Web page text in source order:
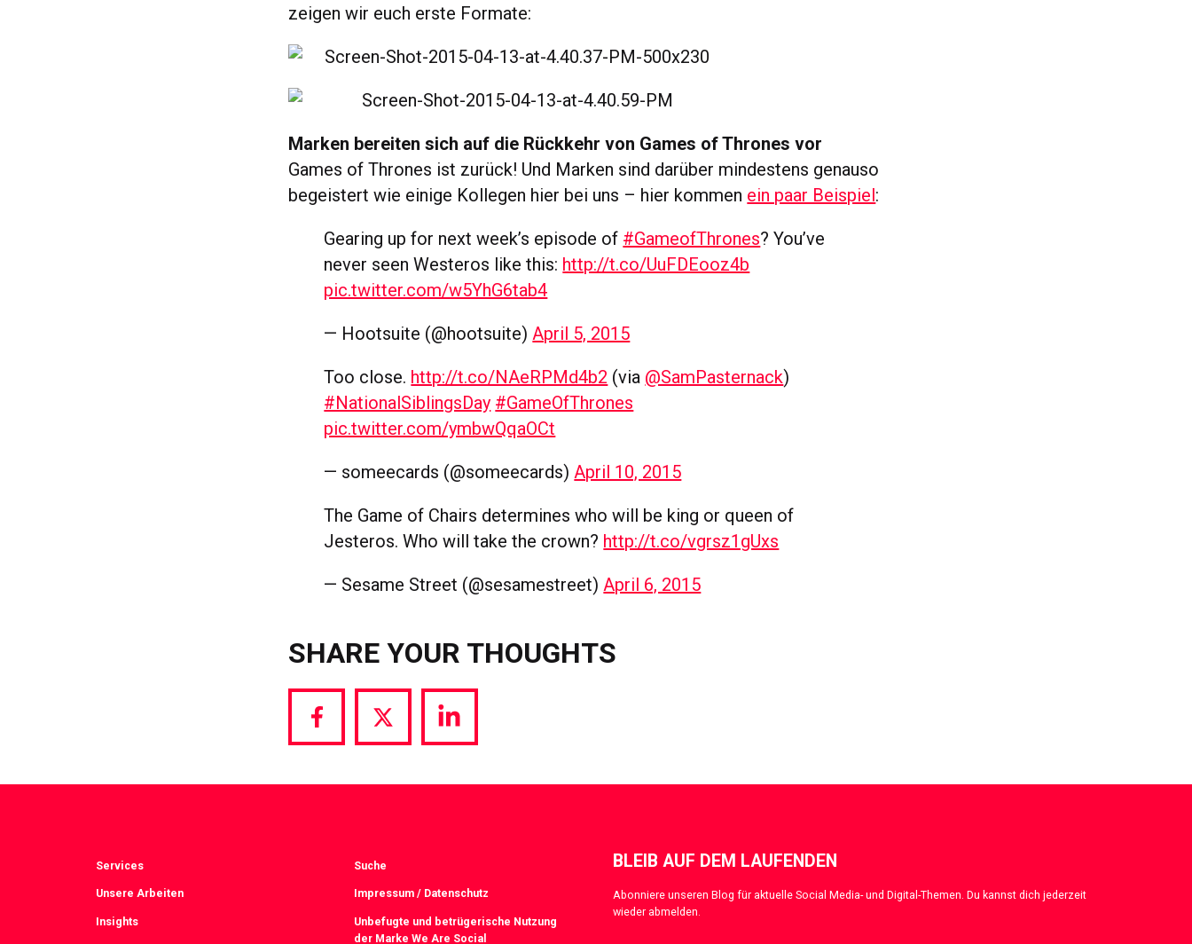
zeigen wir euch erste Formate:
Marken bereiten sich auf die Rückkehr von Games of Thrones vor
Games of Thrones ist zurück! Und Marken sind darüber mindestens genauso
begeistert wie einige Kollegen hier bei uns – hier kommen ein paar Beispiel:
Gearing up for next week’s episode of #GameofThrones? You’ve
never seen Westeros like this: http://t.co/UuFDEooz4b
pic.twitter.com/w5YhG6tab4
— Hootsuite (@hootsuite)April 5, 2015
Too close. http://t.co/NAeRPMd4b2 (via @SamPasternack)
#NationalSiblingsDay #GameOfThrones
pic.twitter.com/ymbwQqaOCt
— someecards (@someecards)April 10, 2015
The Game of Chairs determines who will be king or queen of
Jesteros. Who will take the crown? http://t.co/vgrsz1gUxs
— Sesame Street (@sesamestreet)April 6, 2015
SHARE YOUR THOUGHTS
Share
Facebook
Share
Twitter
Share
LinkedIn
Services
Unsere Arbeiten
Insights
Suche
Impressum / Datenschutz
Unbefugte und betrügerische Nutzung
der Marke We Are Social
BLEIB AUF DEM LAUFENDEN
Abonniere unseren Blog für aktuelle Social Media- und Digital-Themen. Du kannst dich jederzeit
wieder abmelden.